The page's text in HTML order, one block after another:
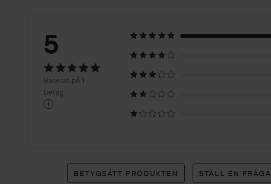
Betyg:
5Baserat
på
betyg
5
Baserat på 1
betyg
i
BETYGSÄTT PRODUKTEN STÄLL EN FRÅGA